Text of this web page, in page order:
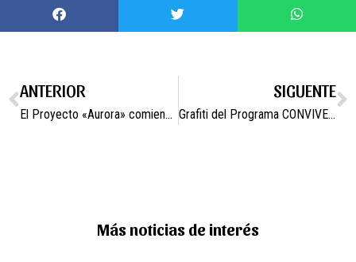
ANTERIOR
El Proyecto «Aurora» comienza a dar frutos.
SIGUENTE
Grafiti del Programa CONVIVE: “Juventud Creativa”.
Más noticias de interés